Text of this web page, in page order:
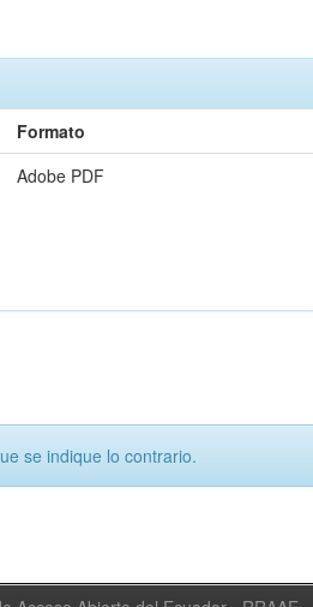
Formato
Adobe PDF
se indique lo contrario.